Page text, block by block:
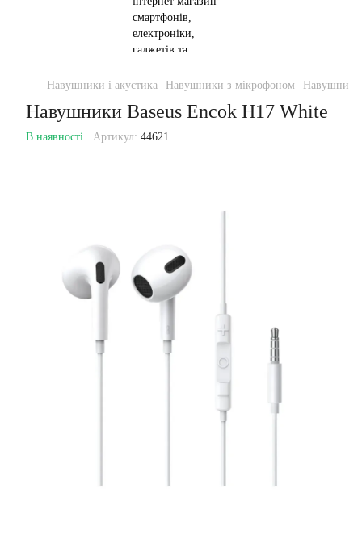
Навушники і акустика Навушники з мікрофоном Навушники
Навушники Baseus Encok H17 White
В наявності Артикул: 44621